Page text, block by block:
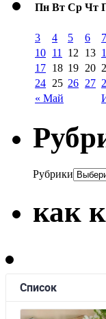
Пн Вт Ср Чт
« Май
3
4 5 6 7
10 11 12 13
17 18 19 20
24 25 26 27
Рубрики
как